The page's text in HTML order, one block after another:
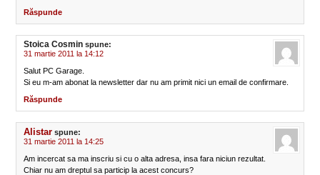
Răspunde
Stoica Cosmin spune:
31 martie 2011 la 14:12
Salut PC Garage.
Si eu m-am abonat la newsletter dar nu am primit nici un email de confirmare.
Răspunde
Alistar spune:
31 martie 2011 la 14:25
Am incercat sa ma inscriu si cu o alta adresa, insa fara niciun rezultat.
Chiar nu am dreptul sa particip la acest concurs?